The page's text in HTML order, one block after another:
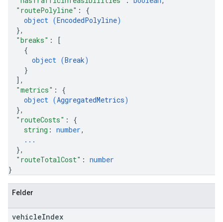
"routePolyline" : {
object (EncodedPolyline)
},
"breaks" :
[
{
object (Break)
}
] ,
"metrics" : {
object (AggregatedMetrics)
},
"routeCosts" : {
string : number,
...
},
"routeTotalCost" : number
}
Felder
vehicleIndex